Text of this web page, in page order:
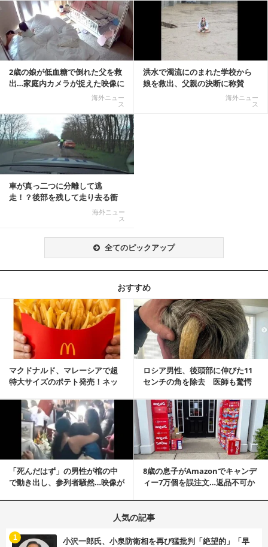
2歳の娘が低血糖で倒れた父を救
出…家庭内カメラが捉えた映像に
海外ニュー
ス
洪水で濁流にのまれた学校から
娘を救出、父親の決断に称賛
続々 一部では「危険...海外ニュー
ス
記事を読む
車が真っ二つに分離して逃
走！？後部を残して走り去る衝
海外ニュー
ス
全てのピックアップ
おすすめ
マクドナルド、マレーシアで超
特大サイズのポテト発売！ネッ
ロシア男性、後頭部に伸びた11
センチの角を除去 医師も驚愕
記事を読む
「死んだはず」の男性が棺の中
で動き出し、参列者騒然…映像が
8歳の息子がAmazonでキャンデ
ィー7万個を誤注文…返品不可か
記事を読む
人気の記事
小沢一郎氏、小泉防衛相を再び猛批判「絶望的」「早
1